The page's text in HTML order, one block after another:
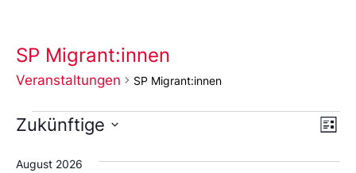
SP Migrant:innen
Veranstaltungen SP Migrant:innen
Liste
Zukünftige
Sie
August 2026